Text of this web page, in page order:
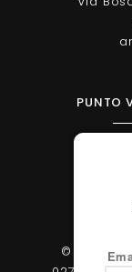
PUNTO
© 2026 -